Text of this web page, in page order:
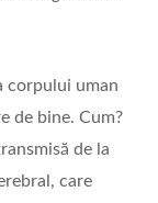
corpului uman
de bine. Cum?
de la
care